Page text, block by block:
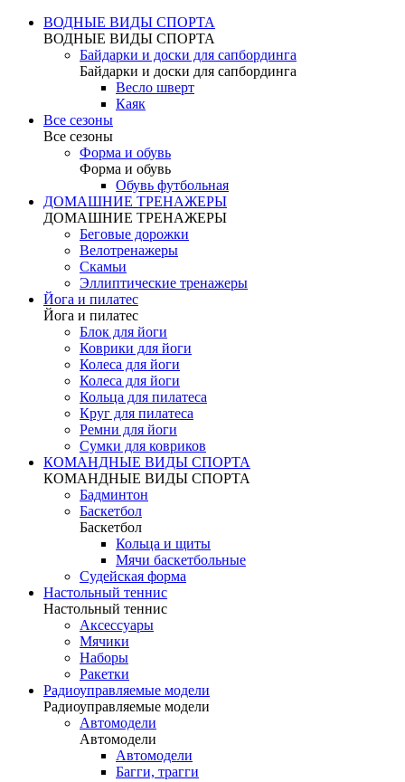
ВОДНЫЕ ВИДЫ СПОРТА
ВОДНЫЕ ВИДЫ СПОРТА
Байдарки и доски для сапбординга
Байдарки и доски для сапбординга
Весло шверт
Каяк
Все сезоны
Все сезоны
Форма и обувь
Форма и обувь
Обувь футбольная
ДОМАШНИЕ ТРЕНАЖЕРЫ
ДОМАШНИЕ ТРЕНАЖЕРЫ
Беговые дорожки
Велотренажеры
Скамьи
Эллиптические тренажеры
Йога и пилатес
Йога и пилатес
Блок для йоги
Коврики для йоги
Колеса для йоги
Колеса для йоги
Кольца для пилатеса
Круг для пилатеса
Ремни для йоги
Сумки для ковриков
КОМАНДНЫЕ ВИДЫ СПОРТА
КОМАНДНЫЕ ВИДЫ СПОРТА
Бадминтон
Баскетбол
Баскетбол
Кольца и щиты
Мячи баскетбольные
Судейская форма
Настольный теннис
Настольный теннис
Аксессуары
Мячики
Наборы
Ракетки
Радиоуправляемые модели
Радиоуправляемые модели
Автомодели
Автомодели
Автомодели
Багги, трагги